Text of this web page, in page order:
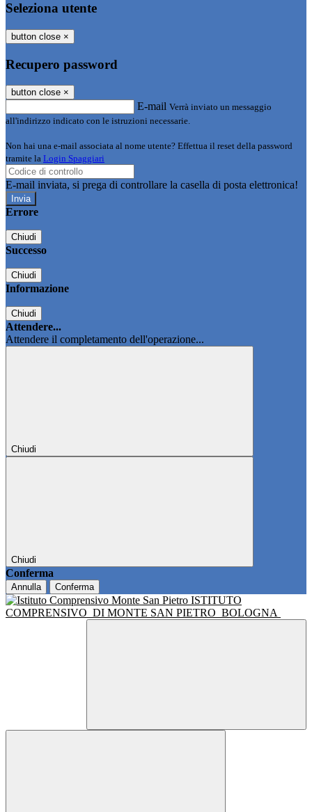
Seleziona utente
button close ×
Recupero password
button close ×
E-mail Verrà inviato un messaggio
all'indirizzo indicato con le istruzioni necessarie.
Non hai una e-mail associata al nome utente? Effettua il reset della password
tramite la Login Spaggiari
E-mail inviata, si prega di controllare la casella di posta elettronica!
Errore
Chiudi
Successo
Chiudi
Informazione
Chiudi
Attendere...
Attendere il completamento dell'operazione...
Chiudi
Chiudi
Conferma
Annulla Conferma
ISTITUTO
COMPRENSIVO DI MONTE SAN PIETRO BOLOGNA